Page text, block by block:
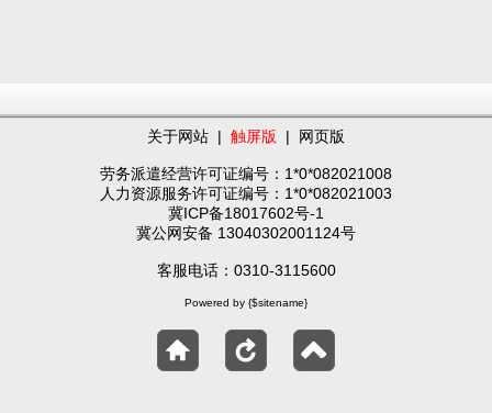
关于网站 | 触屏版 | 网页版
劳务派遣经营许可证编号：1*0*082021008
人力资源服务许可证编号：1*0*082021003
冀ICP备18017602号-1
冀公网安备 13040302001124号
客服电话：0310-3115600
Powered by {$sitename}